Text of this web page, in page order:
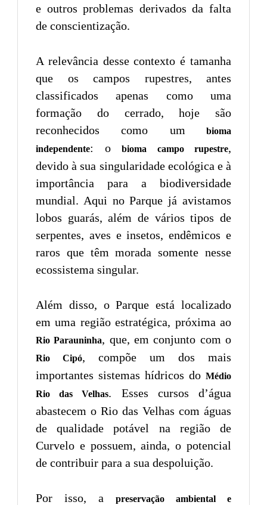
e outros problemas derivados da falta
de conscientização.
A relevância desse contexto é tamanha
que os campos rupestres, antes
classificados apenas como uma
formação do cerrado, hoje são
reconhecidos como um bioma
independente: o bioma campo rupestre,
devido à sua singularidade ecológica e à
importância para a biodiversidade
mundial. Aqui no Parque já avistamos
lobos guarás, além de vários tipos de
serpentes, aves e insetos, endêmicos e
raros que têm morada somente nesse
ecossistema singular.
Além disso, o Parque está localizado
em uma região estratégica, próxima ao
Rio Parauninha, que, em conjunto com o
Rio Cipó, compõe um dos mais
importantes sistemas hídricos do Médio
Rio das Velhas. Esses cursos d’água
abastecem o Rio das Velhas com águas
de qualidade potável na região de
Curvelo e possuem, ainda, o potencial
de contribuir para a sua despoluição.
Por isso, a
preservação ambiental e